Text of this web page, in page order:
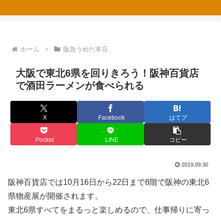
ホーム 阪急うめだ本店
大阪で東北6県を回りきろう！阪神百貨店
で酒田ラーメンが食べられる
X Facebook はてブ
Pocket LINE コピー
2019.09.30
阪神百貨店では10月16日から22日まで8階で阪神の東北6
県物産展が開催されます。
東北6県すべてをまるっと楽しめるので、仕事帰りに寄っ